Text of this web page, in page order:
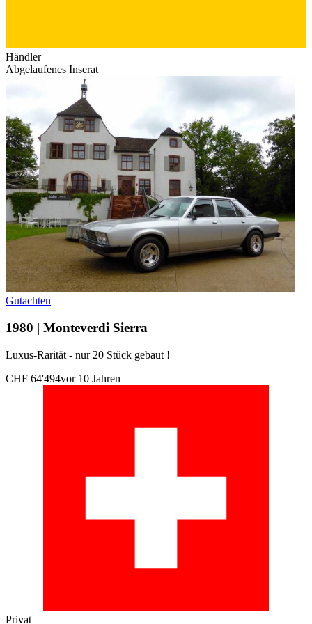
Händler
Abgelaufenes Inserat
Gutachten
1980 | Monteverdi Sierra
Luxus-Rarität - nur 20 Stück gebaut !
CHF 64'494vor 10 Jahren
Privat